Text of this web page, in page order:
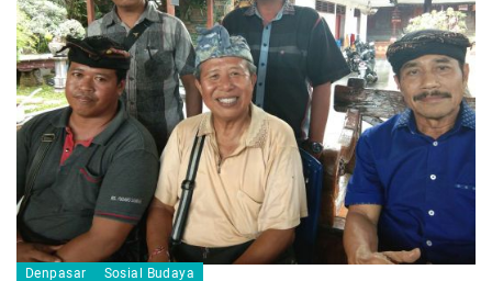
Denpasar Sosial Budaya